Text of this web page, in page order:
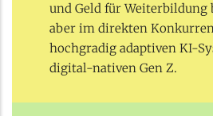
und Geld für Weiterbildung
aber im direkten
hochgradig adaptiven KI-
digital-nativen Gen Z.